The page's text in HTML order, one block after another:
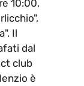
10:00,
Il
dal
club
è